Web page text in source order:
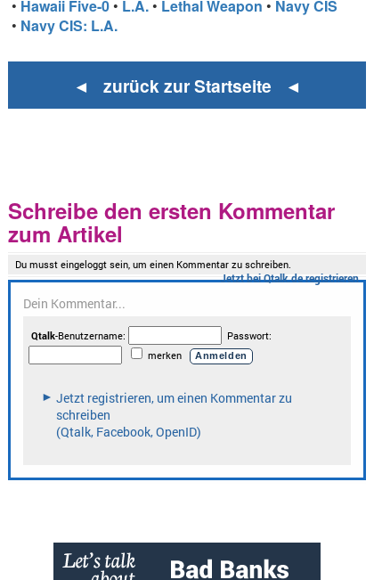
• Hawaii Five-0 • L.A. • Lethal Weapon • Navy CIS
• Navy CIS: L.A.
◄ zurück zur Startseite ◄
Schreibe den ersten Kommentar
zum Artikel